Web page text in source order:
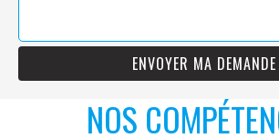
NOS